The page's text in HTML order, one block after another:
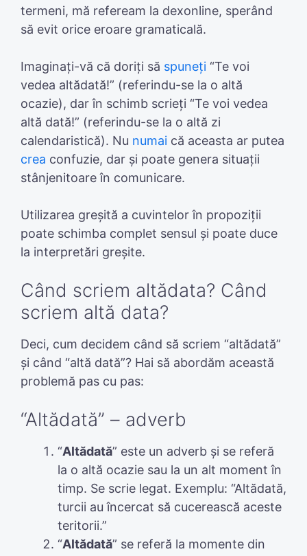
termeni, mă refeream la dexonline, sperând
să evit orice eroare gramaticală.
Imaginați-vă că doriți să spuneți “Te voi
vedea altădată!” (referindu-se la o altă
ocazie), dar în schimb scrieți “Te voi vedea
altă dată!” (referindu-se la o altă zi
calendaristică). Nu numai că aceasta ar putea
crea confuzie, dar și poate genera situații
stânjenitoare în comunicare.
Utilizarea greșită a cuvintelor în propoziții
poate schimba complet sensul și poate duce
la interpretări greșite.
Când scriem altădata? Când
scriem altă data?
Deci, cum decidem când să scriem “altădată”
și când “altă dată”? Hai să abordăm această
problemă pas cu pas:
“Altădată” – adverb
“Altădată” este un adverb și se referă
la o altă ocazie sau la un alt moment în
timp. Se scrie legat. Exemplu: “Altădată,
turcii au încercat să cucerească aceste
teritorii.”
“Altădată” se referă la momente din